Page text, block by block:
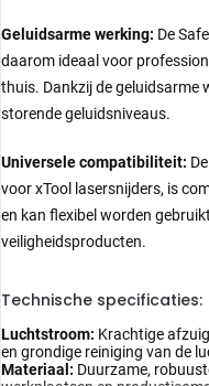
Geluidsarme werking: De
daarom ideaal voor
thuis. Dankzij de geluidsarme
storende geluidsniveaus.
Universele compatibiliteit:
voor xTool lasersnijders, is
en kan flexibel worden
veiligheidsproducten.
Technische specificaties:
Luchtstroom: Krachtige
en grondige reiniging van de
Materiaal: Duurzame,